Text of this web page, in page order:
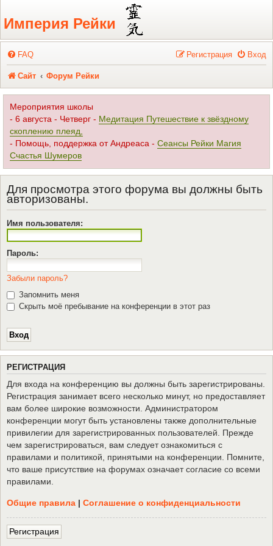
Регистрация
Империя Рейки
FAQ Вход
Регистрация
Сайт Форум Рейки
Мероприятия школы
- 6 августа - Четверг - Медитация Путешествие к звёздному
скоплению плеяд,
- Помощь, поддержка от Андреаса - Сеансы Рейки Магия
Счастья Шумеров
Для просмотра этого форума вы должны быть
авторизованы.
Имя пользователя:
Пароль:
Забыли пароль?
Запомнить меня
Скрыть моё пребывание на конференции в этот раз
РЕГИСТРАЦИЯ
Для входа на конференцию вы должны быть зарегистрированы.
Регистрация занимает всего несколько минут, но предоставляет
вам более широкие возможности. Администратором
конференции могут быть установлены также дополнительные
привилегии для зарегистрированных пользователей. Прежде
чем зарегистрироваться, вам следует ознакомиться с
правилами и политикой, принятыми на конференции. Помните,
что ваше присутствие на форумах означает согласие со всеми
правилами.
Общие правила | Соглашение о конфиденциальности
Регистрация